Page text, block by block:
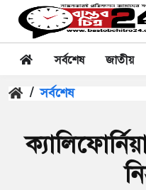
সর্বশেষ জাতীয়
/ সর্বশেষ